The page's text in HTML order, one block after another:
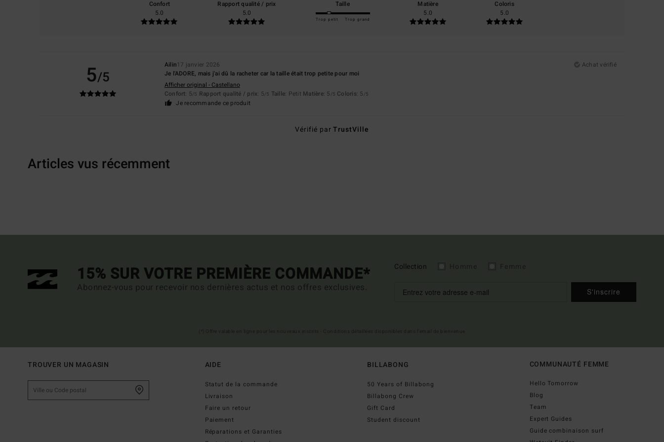
Confort
5.0
Rapport qualité / prix
5.0
Taille
Trop petit Trop grand
Matière
5.0
Coloris
5.0
5/5
Ailin17 janvier 2026
Achat vérifié
Je l'ADORE, mais j'ai dû la racheter car la taille était trop petite pour moi
Afficher original - Castellano
Confort: 5/5 Rapport qualité / prix: 5/5 Taille: Petit Matière: 5 /5 Coloris: 5 /5
Je recommande ce produit
Vérifié parTrustVille
Articles vus récemment
15% SUR VOTRE PREMIÈRE COMMANDE*
Abonnez-vous pour recevoir nos dernières actus et nos offres exclusives.
Collection
S'inscrire
TROUVER UN MAGASIN AIDE
Statut de la commande
Livraison
Faire un retour
Paiement
Réparations et Garanties
BILLABONG
50 Years of Billabong
Billabong Crew
Gift Card
Student discount
COMMUNAUTÉ FEMME
Hello Tomorrow
Blog
Team
Expert Guides
Guide combinaison surf